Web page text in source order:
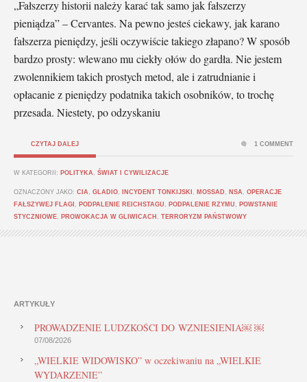
„Fałszerzy historii należy karać tak samo jak fałszerzy
pieniądza” – Cervantes. Na pewno jesteś ciekawy, jak karano
fałszerza pieniędzy, jeśli oczywiście takiego złapano? W sposób
bardzo prosty: wlewano mu ciekły ołów do gardła. Nie jestem
zwolennikiem takich prostych metod, ale i zatrudnianie i
opłacanie z pieniędzy podatnika takich osobników, to trochę
przesada. Niestety, po odzyskaniu
CZYTAJ DALEJ
W KATEGORII: POLITYKA ŚWIAT I CYWILIZACJE
OZNACZONY JAKO: CIA GLADIO INCYDENT TONKIJSKI MOSSAD NSA
OPERACJE
FAŁSZYWEJ FLAGI
PODPALENIE REICHSTAGU PODPALENIE RZYMU
POWSTANIE
STYCZNIOWE
PROWOKACJA W GLIWICACH TERRORYZM PAŃSTWOWY
1 COMMENT
ARTYKUŁY
PROWADZENIE LUDZKOŚCI DO WZNIESIENIA￼ ￼
07/08/2026
„WIELKIE WIDOWISKO” w oczekiwaniu na „WIELKIE
WYDARZENIE”